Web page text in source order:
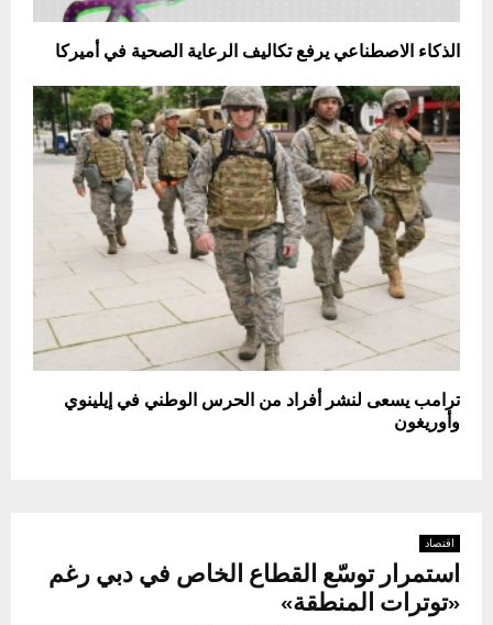
الذكاء الاصطناعي يرفع تكاليف الرعاية الصحية في أميركا
ترامب يسعى لنشر أفراد من الحرس الوطني في إيلينوي
وأوريغون
اقتصاد
استمرار توسّع القطاع الخاص في دبي رغم
«توترات المنطقة»